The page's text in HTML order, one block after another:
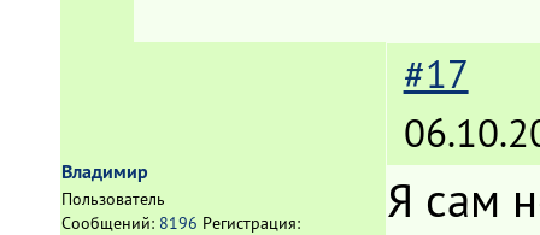
Владимир
Пользователь
Сообщений: 8196 Регистрация:
#17
Я сам